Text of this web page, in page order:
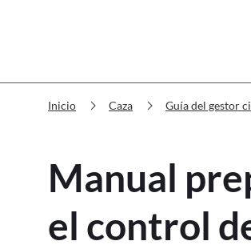
Inicio chevron_right Caza chevron_right Guía del gestor
Manual
el control